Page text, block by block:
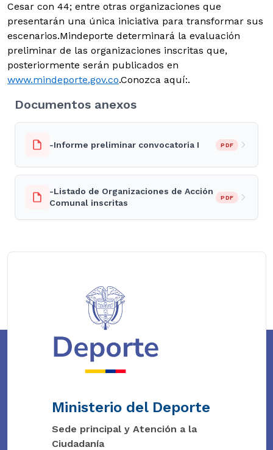
Cesar con 44; entre otras organizaciones que
presentarán una única iniciativa para transformar sus
escenarios.Mindeporte determinará la evaluación
preliminar de las organizaciones inscritas que,
posteriormente serán publicados en
www.mindeporte.gov.co.Conozca aquí:.
Documentos anexos
-Informe preliminar convocatoria I PDF
-Listado de Organizaciones de Acción
Comunal inscritas
PDF
Ministerio del Deporte
Sede principal y Atención a la
Ciudadanía